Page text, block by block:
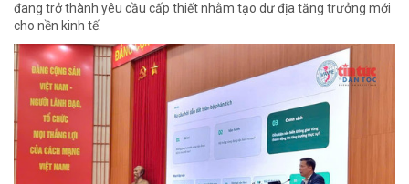
đang trở thành yêu cầu cấp thiết nhằm tạo dư địa tăng trưởng mới
cho nền kinh tế.